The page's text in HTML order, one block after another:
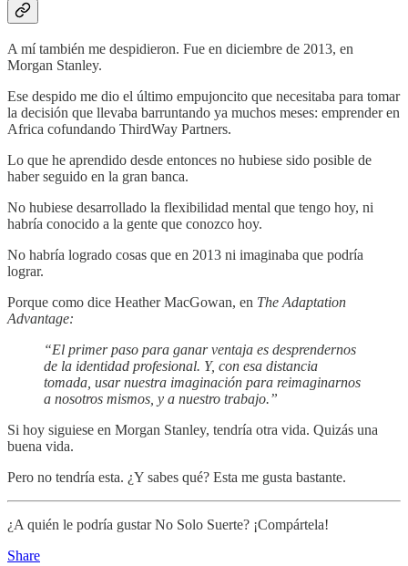
A mí también me despidieron. Fue en diciembre de 2013, en
Morgan Stanley.
Ese despido me dio el último empujoncito que necesitaba para tomar
la decisión que llevaba barruntando ya muchos meses: emprender en
Africa cofundando ThirdWay Partners.
Lo que he aprendido desde entonces no hubiese sido posible de
haber seguido en la gran banca.
No hubiese desarrollado la flexibilidad mental que tengo hoy, ni
habría conocido a la gente que conozco hoy.
No habría logrado cosas que en 2013 ni imaginaba que podría
lograr.
Porque como dice Heather MacGowan, en The Adaptation
Advantage:
“El primer paso para ganar ventaja es desprendernos
de la identidad profesional. Y, con esa distancia
tomada, usar nuestra imaginación para reimaginarnos
a nosotros mismos, y a nuestro trabajo.”
Si hoy siguiese en Morgan Stanley, tendría otra vida. Quizás una
buena vida.
Pero no tendría esta. ¿Y sabes qué? Esta me gusta bastante.
¿A quién le podría gustar No Solo Suerte? ¡Compártela!
Share